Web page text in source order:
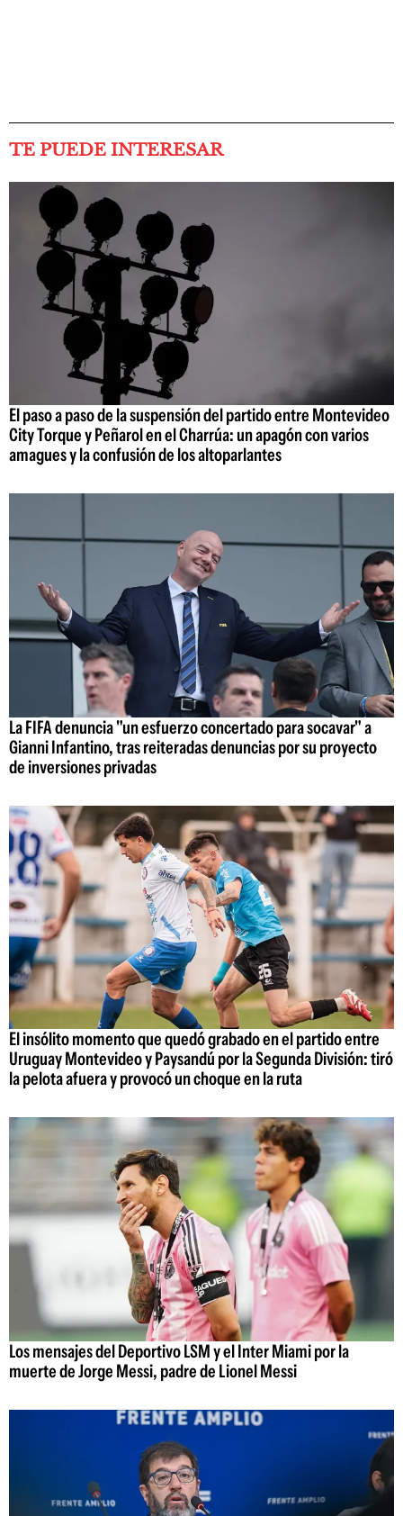
TE PUEDE INTERESAR
El paso a paso de la suspensión del partido entre Montevideo
City Torque y Peñarol en el Charrúa: un apagón con varios
amagues y la confusión de los altoparlantes
La FIFA denuncia "un esfuerzo concertado para socavar" a
Gianni Infantino, tras reiteradas denuncias por su proyecto
de inversiones privadas
El insólito momento que quedó grabado en el partido entre
Uruguay Montevideo y Paysandú por la Segunda División: tiró
la pelota afuera y provocó un choque en la ruta
Los mensajes del Deportivo LSM y el Inter Miami por la
muerte de Jorge Messi, padre de Lionel Messi